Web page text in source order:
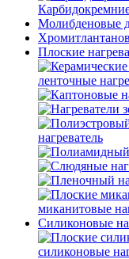
Молибденовые
Плоские
ленточные
нагреватель
миканитовые
Силиконовые
силиконовые